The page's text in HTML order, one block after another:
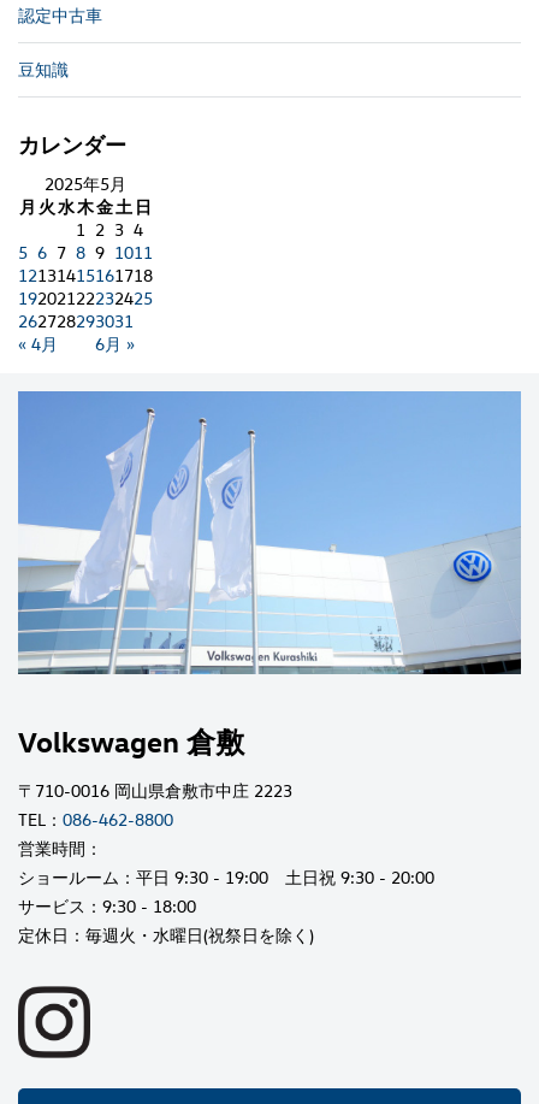
認定中古車
豆知識
カレンダー
2025年5月
月 火水木金土 日
« 4月 6月 »
1 2 3 4
5 6 7 8 9 1011
12131415161718
19202122232425
262728293031
Volkswagen 倉敷
〒710-0016 岡山県倉敷市中庄 2223
TEL： 086-462-8800
営業時間：
ショールーム：平日 9:30 - 19:00 土日祝 9:30 - 20:00
サービス：9:30 - 18:00
定休日：毎週火・水曜日(祝祭日を除く)